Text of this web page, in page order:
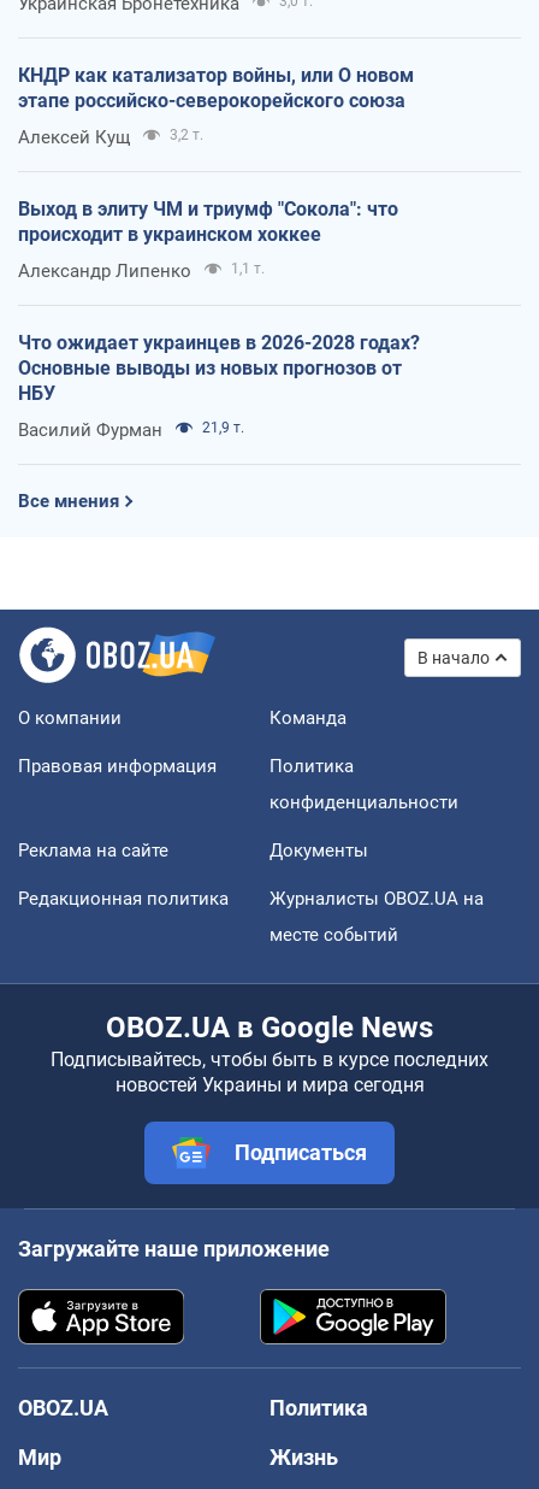
КНДР как катализатор войны, или О новом
этапе российско-северокорейского союза
Алексей Кущ 3,2 т.
Выход в элиту ЧМ и триумф "Сокола": что
происходит в украинском хоккее
Александр Липенко 1,1 т.
Что ожидает украинцев в 2026-2028 годах?
Основные выводы из новых прогнозов от
НБУ
Василий Фурман 21,9 т.
Все мнения
В начало
О компании Команда
Правовая информация
Политика
конфиденциальности
Реклама на сайте Документы
Редакционная политика
Журналисты OBOZ.UA на
месте событий
OBOZ.UA в Google News
Подписывайтесь, чтобы быть в курсе последних
новостей Украины и мира сегодня
Подписаться
Загружайте наше приложение
OBOZ.UA
Политика
Мир
Жизнь